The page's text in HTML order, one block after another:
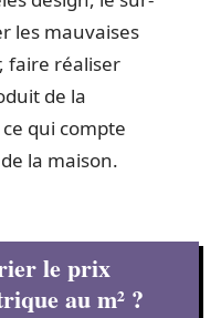
les mauvaises
faire réaliser
de la
qui compte
la maison.
le prix
au m² ?